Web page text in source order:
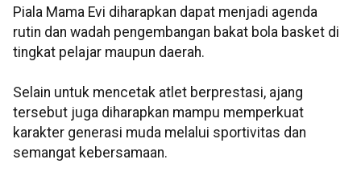
Piala Mama Evi diharapkan dapat menjadi agenda
rutin dan wadah pengembangan bakat bola basket di
tingkat pelajar maupun daerah.
Selain untuk mencetak atlet berprestasi, ajang
tersebut juga diharapkan mampu memperkuat
karakter generasi muda melalui sportivitas dan
semangat kebersamaan.